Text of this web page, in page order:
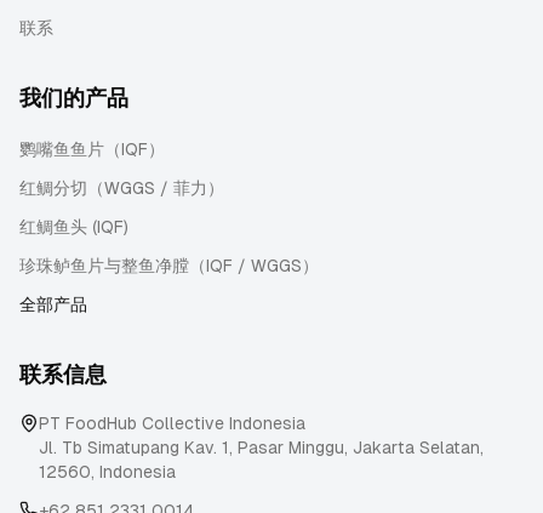
联系
我们的产品
鹦嘴鱼鱼片（IQF）
红鲷分切（WGGS / 菲力）
红鲷鱼头 (IQF)
珍珠鲈鱼片与整鱼净膛（IQF / WGGS）
全部产品
联系信息
PT FoodHub Collective Indonesia
Jl. Tb Simatupang Kav. 1, Pasar Minggu, Jakarta Selatan,
12560, Indonesia